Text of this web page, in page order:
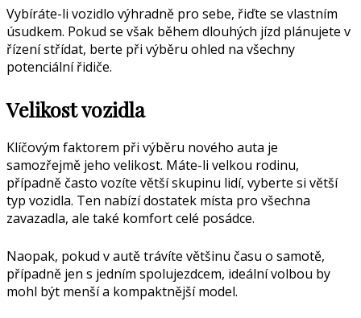
Vybíráte-li vozidlo výhradně pro sebe, řiďte se vlastním
úsudkem. Pokud se však během dlouhých jízd plánujete v
řízení střídat, berte při výběru ohled na všechny
potenciální řidiče.
Velikost vozidla
Klíčovým faktorem při výběru nového auta je
samozřejmě jeho velikost. Máte-li velkou rodinu,
případně často vozíte větší skupinu lidí, vyberte si větší
typ vozidla. Ten nabízí dostatek místa pro všechna
zavazadla, ale také komfort celé posádce.
Naopak, pokud v autě trávíte většinu času o samotě,
případně jen s jedním spolujezdcem, ideální volbou by
mohl být menší a kompaktnější model.